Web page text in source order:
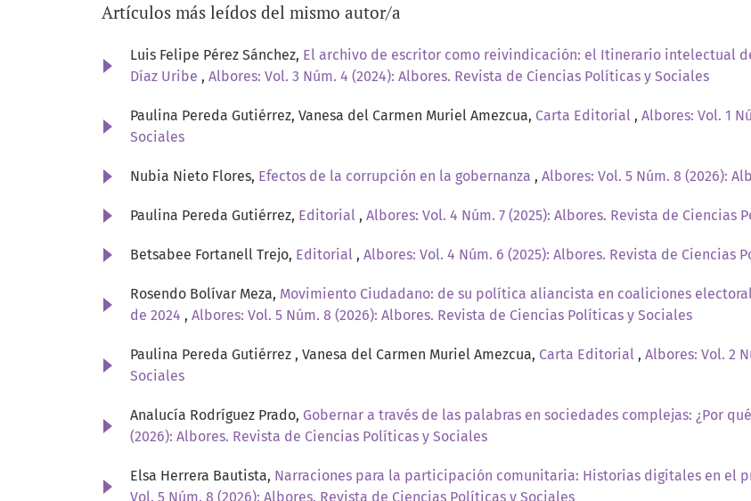
Artículos más leídos del mismo autor/a
Luis Felipe Pérez Sánchez, El archivo de escritor como reivindicación: el Itinerario intelectual
Díaz Uribe , Albores: Vol. 3 Núm. 4 (2024): Albores. Revista de Ciencias Políticas y Sociales
Paulina Pereda Gutiérrez, Vanesa del Carmen Muriel Amezcua, Carta Editorial , Albores: Vol. 1
Sociales
Nubia Nieto Flores, Efectos de la corrupción en la gobernanza , Albores: Vol. 5 Núm. 8 (2026):
Paulina Pereda Gutiérrez, Editorial , Albores: Vol. 4 Núm. 7 (2025): Albores. Revista de Ciencias
Betsabee Fortanell Trejo, Editorial , Albores: Vol. 4 Núm. 6 (2025): Albores. Revista de Ciencias
Rosendo Bolívar Meza, Movimiento Ciudadano: de su política aliancista en coaliciones
de 2024 , Albores: Vol. 5 Núm. 8 (2026): Albores. Revista de Ciencias Políticas y Sociales
Paulina Pereda Gutiérrez , Vanesa del Carmen Muriel Amezcua, Carta Editorial , Albores: Vol. 2
Sociales
Analucía Rodríguez Prado, Gobernar a través de las palabras en sociedades complejas: ¿Por
(2026): Albores. Revista de Ciencias Políticas y Sociales
Elsa Herrera Bautista, Narraciones para la participación comunitaria: Historias digitales en el
Vol. 5 Núm. 8 (2026): Albores. Revista de Ciencias Políticas y Sociales